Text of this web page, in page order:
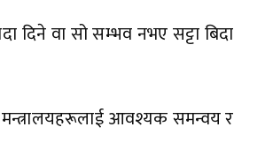
दिने वा सो सम्भव नभए सट्टा बिदा
मन्त्रालयहरूलाई आवश्यक समन्वय र